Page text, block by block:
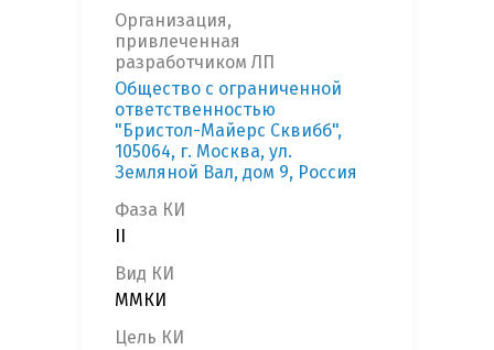
Организация,
привлеченная
разработчиком ЛП
Общество с ограниченной
ответственностью
"Бристол-Майерс Сквибб",
105064, г. Москва, ул.
Земляной Вал, дом 9, Россия
Фаза КИ
Вид КИ
ММКИ
Цель КИ